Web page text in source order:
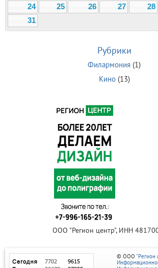
24
25 26 27 28
31
Рубрики
Филармония (1)
Кино(13)
ООО "Регион центр", ИНН
© ООО "Регион